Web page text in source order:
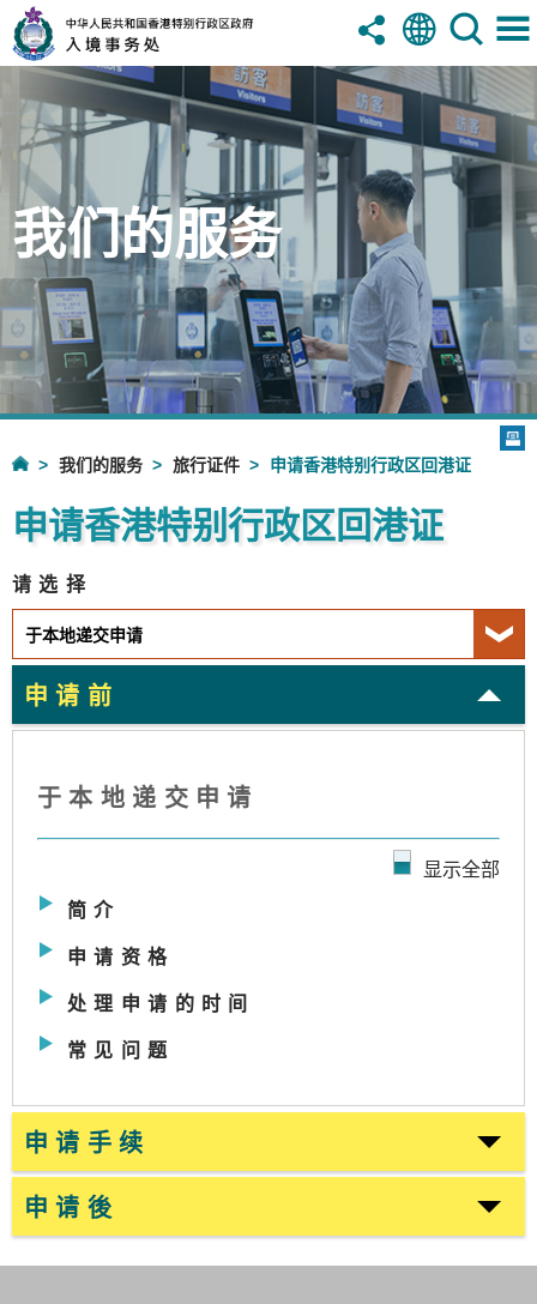
我们的服务
我们的服务 旅行证件 申请香港特别行政区回港证
申请香港特别行政区回港证
请选择
申请前
于本地递交申请
显示全部
简介
申请资格
处理申请的时间
常见问题
申请手续
申请後